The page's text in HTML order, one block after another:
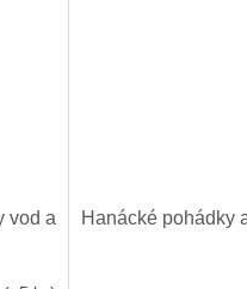
vod a
Hanácké pohádky